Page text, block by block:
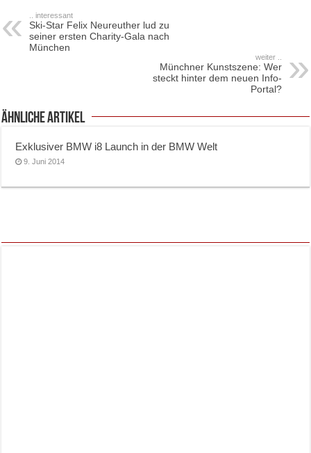
.. interessant
Ski-Star Felix Neureuther lud zu
seiner ersten Charity-Gala nach
München
weiter ..
Münchner Kunstszene: Wer
steckt hinter dem neuen Info-
Portal?
ähnliche Artikel
Exklusiver BMW i8 Launch in der BMW Welt
9. Juni 2014